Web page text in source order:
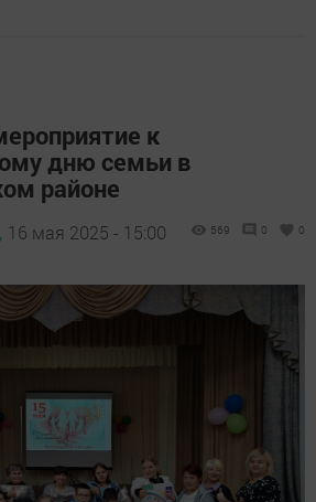
к
дню семьи в
районе
16 мая 2025 - 15:00 569 0 0